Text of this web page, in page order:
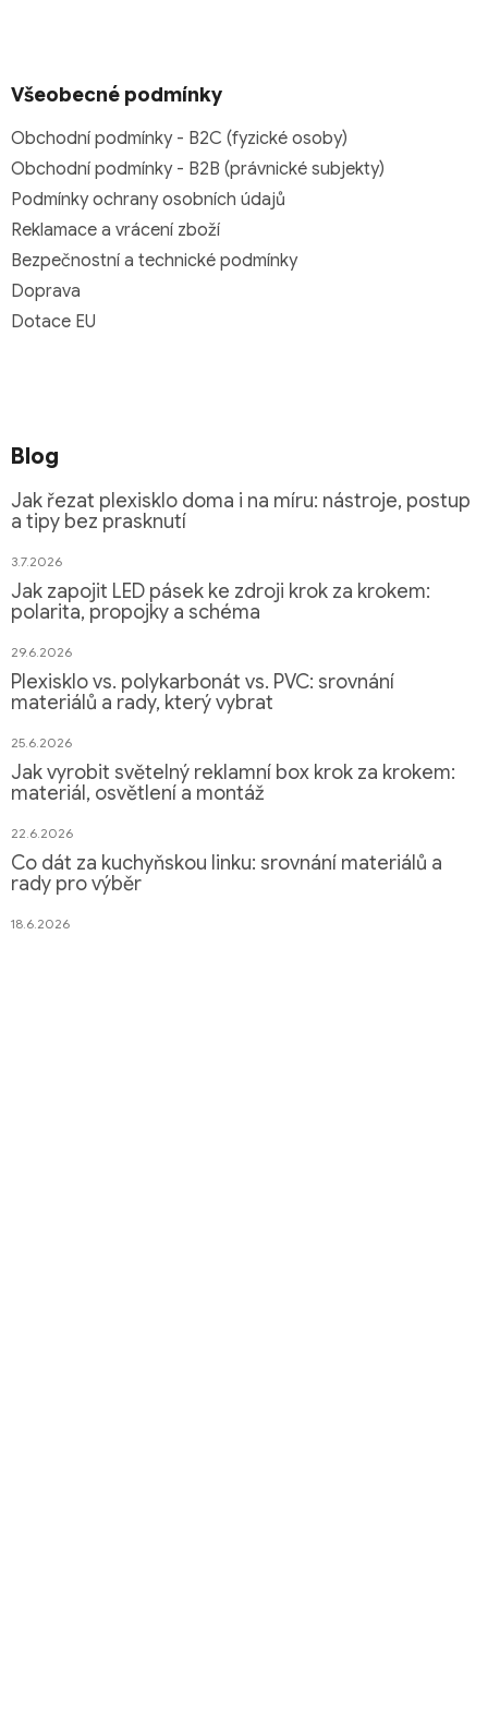
Všeobecné podmínky
Obchodní podmínky - B2C (fyzické osoby)
Obchodní podmínky - B2B (právnické subjekty)
Podmínky ochrany osobních údajů
Reklamace a vrácení zboží
Bezpečnostní a technické podmínky
Doprava
Dotace EU
Blog
Jak řezat plexisklo doma i na míru: nástroje, postup
a tipy bez prasknutí
3.7.2026
Jak zapojit LED pásek ke zdroji krok za krokem:
polarita, propojky a schéma
29.6.2026
Plexisklo vs. polykarbonát vs. PVC: srovnání
materiálů a rady, který vybrat
25.6.2026
Jak vyrobit světelný reklamní box krok za krokem:
materiál, osvětlení a montáž
22.6.2026
Co dát za kuchyňskou linku: srovnání materiálů a
rady pro výběr
18.6.2026